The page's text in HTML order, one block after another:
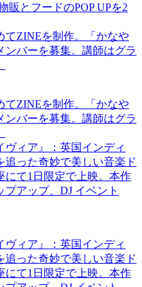
販とフードのPOP UPを2
てZINEを制作。「かなや
ンバーを募集。講師はグラ
てZINEを制作。「かなや
ンバーを募集。講師はグラ
ヴィア』：英国インディ
追った奇妙で美しい音楽ド
にて1日限定で上映。本作
アップ、DJ イベント
ヴィア』：英国インディ
追った奇妙で美しい音楽ド
にて1日限定で上映。本作